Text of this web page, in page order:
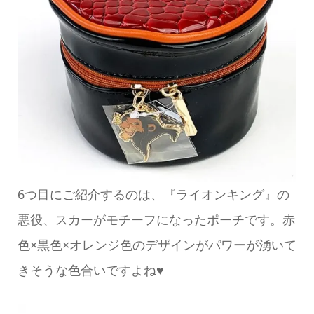
6つ目にご紹介するのは、『ライオンキング』の
悪役、スカーがモチーフになったポーチです。赤
色×黒色×オレンジ色のデザインがパワーが湧いて
きそうな色合いですよね♥